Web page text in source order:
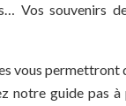
Vos souvenirs
vous permettront
notre guide pas